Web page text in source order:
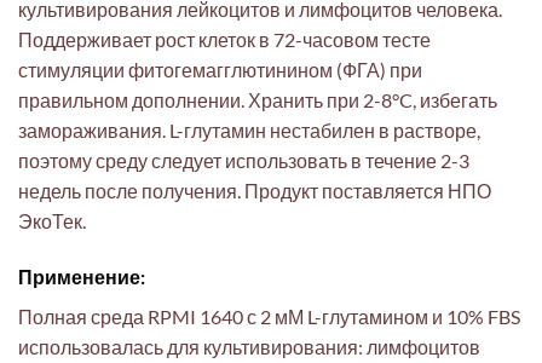
культивирования лейкоцитов и лимфоцитов человека.
Поддерживает рост клеток в 72-часовом тесте
стимуляции фитогемагглютинином (ФГА) при
правильном дополнении. Хранить при 2-8°C, избегать
замораживания. L-глутамин нестабилен в растворе,
поэтому среду следует использовать в течение 2-3
недель после получения. Продукт поставляется НПО
ЭкоТек.
Применение:
Полная среда RPMI 1640 с 2 мМ L-глутамином и 10% FBS
использовалась для культивирования: лимфоцитов